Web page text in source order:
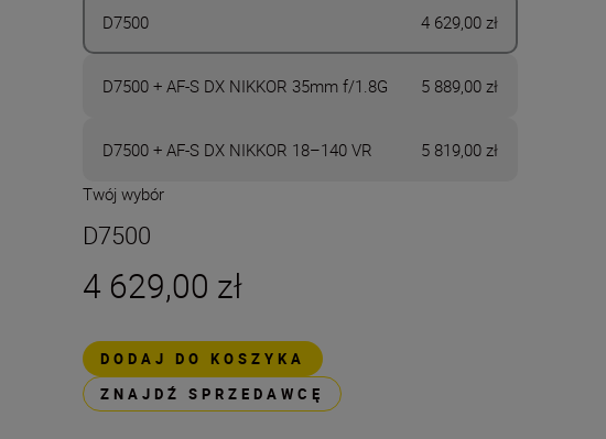
D7500 4 629,00 zł
D7500 + AF-S DX NIKKOR 35mm f/1.8G 5 889,00 zł
D7500 + AF-S DX NIKKOR 18–140 VR 5 819,00 zł
Twój wybór
D7500
4 629,00 zł
DODAJ DO KOSZYKA
ZNAJDŹ SPRZEDAWCĘ